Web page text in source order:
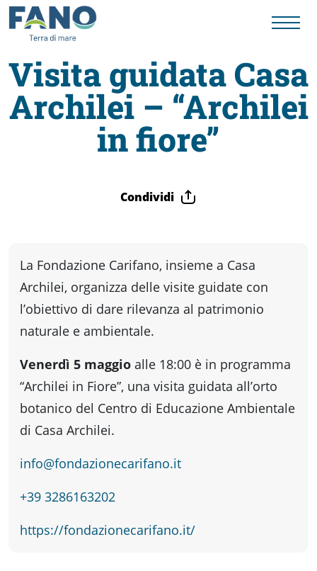
Fano
da
fare
Percorsi
storici
Enogastronomia
Visita guidata Casa
Archilei – “Archilei
in fiore”
Condividi
La Fondazione Carifano, insieme a Casa
Archilei, organizza delle visite guidate con
l’obiettivo di dare rilevanza al patrimonio
naturale e ambientale.
Venerdì 5 maggio alle 18:00 è in programma
“Archilei in Fiore”, una visita guidata all’orto
botanico del Centro di Educazione Ambientale
di Casa Archilei.
info@fondazionecarifano.it
+39 3286163202
https://fondazionecarifano.it/